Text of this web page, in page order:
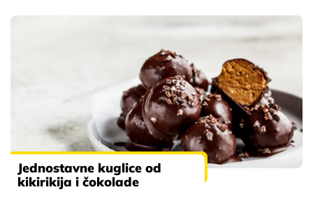
Jednostavne kuglice od
kikirikija i čokolade